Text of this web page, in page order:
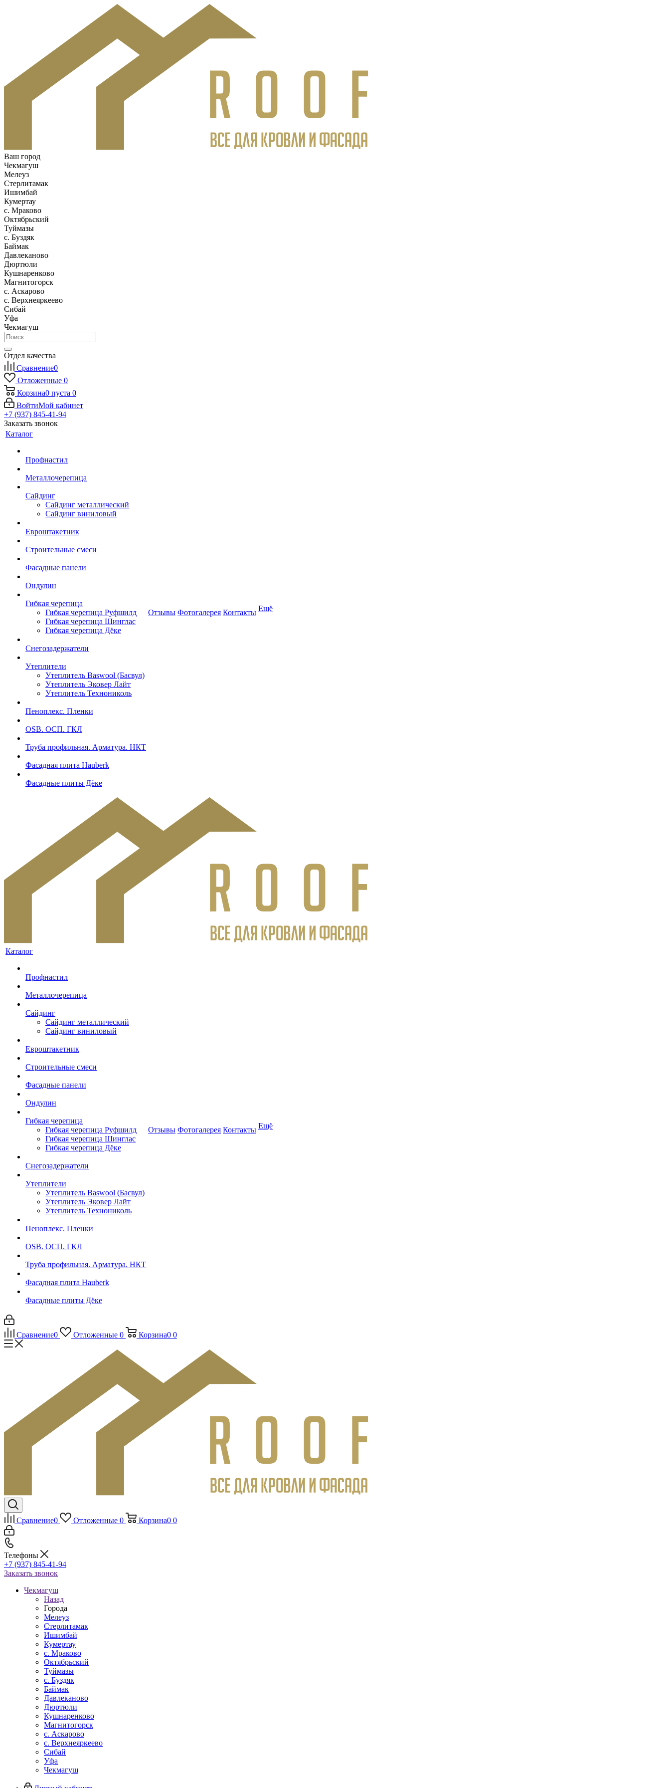
Ваш город
Чекмагуш
Мелеуз
Стерлитамак
Ишимбай
Кумертау
c. Мраково
Октябрьский
Туймазы
c. Буздяк
Баймак
Давлеканово
Дюртюли
Кушнаренково
Магнитогорск
с. Аскарово
с. Верхнеяркеево
Сибай
Уфа
Чекмагуш
Отдел качества
Сравнение0
Отложенные 0
Корзина0 пуста 0
ВойтиМой кабинет
+7 (937) 845-41-94
Заказать звонок
Каталог
Профнастил
Металлочерепица
Сайдинг
Сайдинг металлический
Сайдинг виниловый
Евроштакетник
Строительные смеси
Фасадные панели
Ондулин
Гибкая черепица
Гибкая черепица Руфшилд
Гибкая черепица Шинглас
Гибкая черепица Дёке
Снегозадержатели
Утеплители
Утеплитель Baswool (Басвул)
Утеплитель Эковер Лайт
Утеплитель Технониколь
Пеноплекс. Пленки
OSB. ОСП. ГКЛ
Труба профильная. Арматура. НКТ
Фасадная плита Hauberk
Фасадные плиты Дёке
Отзывы Фотогалерея Контакты Ещё
Каталог
Профнастил
Металлочерепица
Сайдинг
Сайдинг металлический
Сайдинг виниловый
Евроштакетник
Строительные смеси
Фасадные панели
Ондулин
Гибкая черепица
Гибкая черепица Руфшилд
Гибкая черепица Шинглас
Гибкая черепица Дёке
Снегозадержатели
Утеплители
Утеплитель Baswool (Басвул)
Утеплитель Эковер Лайт
Утеплитель Технониколь
Пеноплекс. Пленки
OSB. ОСП. ГКЛ
Труба профильная. Арматура. НКТ
Фасадная плита Hauberk
Фасадные плиты Дёке
Отзывы Фотогалерея Контакты Ещё
Сравнение0 Отложенные 0 Корзина0 0
Сравнение0 Отложенные 0 Корзина0 0
Телефоны
+7 (937) 845-41-94
Заказать звонок
Чекмагуш
Назад
Города
Мелеуз
Стерлитамак
Ишимбай
Кумертау
c. Мраково
Октябрьский
Туймазы
c. Буздяк
Баймак
Давлеканово
Дюртюли
Кушнаренково
Магнитогорск
с. Аскарово
с. Верхнеяркеево
Сибай
Уфа
Чекмагуш